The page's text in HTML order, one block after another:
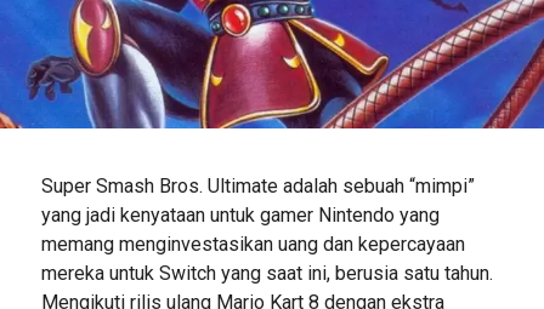
Super Smash Bros. Ultimate adalah sebuah “mimpi”
yang jadi kenyataan untuk gamer Nintendo yang
memang menginvestasikan uang dan kepercayaan
mereka untuk Switch yang saat ini, berusia satu tahun.
Mengikuti rilis ulang Mario Kart 8 dengan ekstra